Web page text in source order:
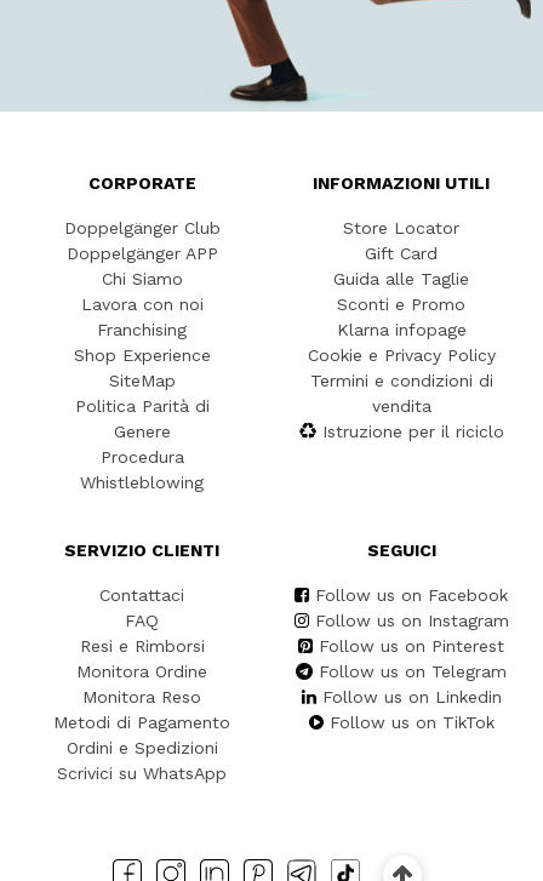
CORPORATE
Doppelgänger Club
Doppelgänger APP
Chi Siamo
Lavora con noi
Franchising
Shop Experience
SiteMap
Politica Parità di
Genere
Procedura
Whistleblowing
INFORMAZIONI UTILI
Store Locator
Gift Card
Guida alle Taglie
Sconti e Promo
Klarna infopage
Cookie e Privacy Policy
Termini e condizioni di
vendita
Istruzione per il riciclo
SERVIZIO CLIENTI
Contattaci
FAQ
Resi e Rimborsi
Monitora Ordine
Monitora Reso
Metodi di Pagamento
Ordini e Spedizioni
Scrivici su WhatsApp
SEGUICI
Follow us on Facebook
Follow us on Instagram
Follow us on Pinterest
Follow us on Telegram
Follow us on Linkedin
Follow us on TikTok